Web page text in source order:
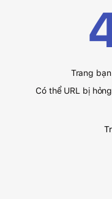
Trang
Có thể URL bị